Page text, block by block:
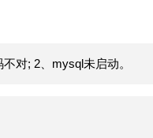
对; 2、mysql未启动。